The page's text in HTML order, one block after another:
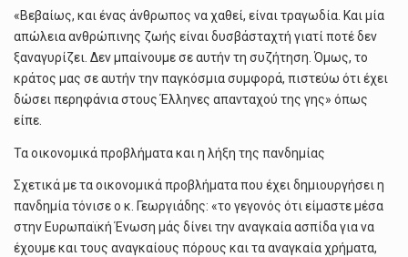
«Βεβαίως, και ένας άνθρωπος να χαθεί, είναι τραγωδία. Και μία
απώλεια ανθρώπινης ζωής είναι δυσβάσταχτή γιατί ποτέ δεν
ξαναγυρίζει. Δεν μπαίνουμε σε αυτήν τη συζήτηση. Όμως, το
κράτος μας σε αυτήν την παγκόσμια συμφορά, πιστεύω ότι έχει
δώσει περηφάνια στους Έλληνες απανταχού της γης» όπως
είπε.
Τα οικονομικά προβλήματα και η λήξη της πανδημίας
Σχετικά με τα οικονομικά προβλήματα που έχει δημιουργήσει η
πανδημία τόνισε ο κ. Γεωργιάδης: «το γεγονός ότι είμαστε μέσα
στην Ευρωπαϊκή Ένωση μάς δίνει την αναγκαία ασπίδα για να
έχουμε και τους αναγκαίους πόρους και τα αναγκαία χρήματα,